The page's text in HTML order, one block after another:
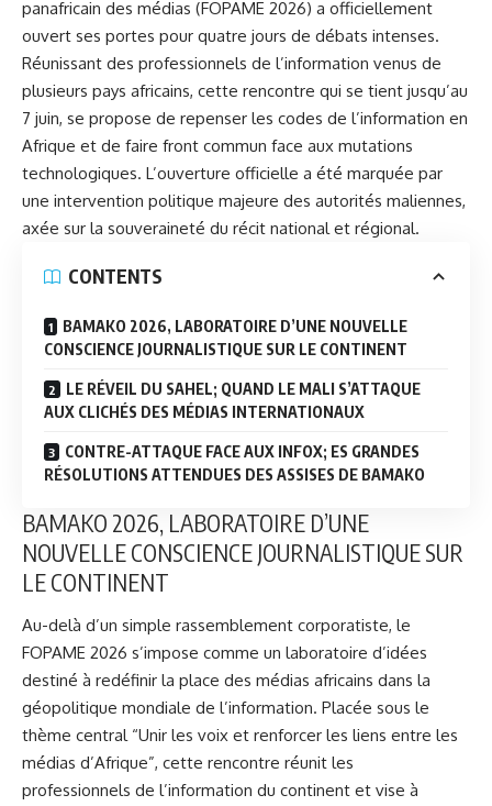
panafricain des médias (FOPAME 2026) a officiellement
ouvert ses portes pour quatre jours de débats intenses.
Réunissant des professionnels de l’information venus de
plusieurs pays africains, cette rencontre qui se tient jusqu’au
7 juin, se propose de repenser les codes de l’information en
Afrique et de faire front commun face aux mutations
technologiques. L’ouverture officielle a été marquée par
une intervention politique majeure des autorités maliennes,
axée sur la souveraineté du récit national et régional.
CONTENTS
BAMAKO 2026, LABORATOIRE D’UNE NOUVELLE
CONSCIENCE JOURNALISTIQUE SUR LE CONTINENT
LE RÉVEIL DU SAHEL; QUAND LE MALI S’ATTAQUE
AUX CLICHÉS DES MÉDIAS INTERNATIONAUX
CONTRE-ATTAQUE FACE AUX INFOX; ES GRANDES
RÉSOLUTIONS ATTENDUES DES ASSISES DE BAMAKO
BAMAKO 2026, LABORATOIRE D’UNE
NOUVELLE CONSCIENCE JOURNALISTIQUE SUR
LE CONTINENT
Au-delà d’un simple rassemblement corporatiste, le
FOPAME 2026 s’impose comme un laboratoire d’idées
destiné à redéfinir la place des médias africains dans la
géopolitique mondiale de l’information. Placée sous le
thème central “Unir les voix et renforcer les liens entre les
médias d’Afrique”, cette rencontre réunit les
professionnels de l’information du continent et vise à